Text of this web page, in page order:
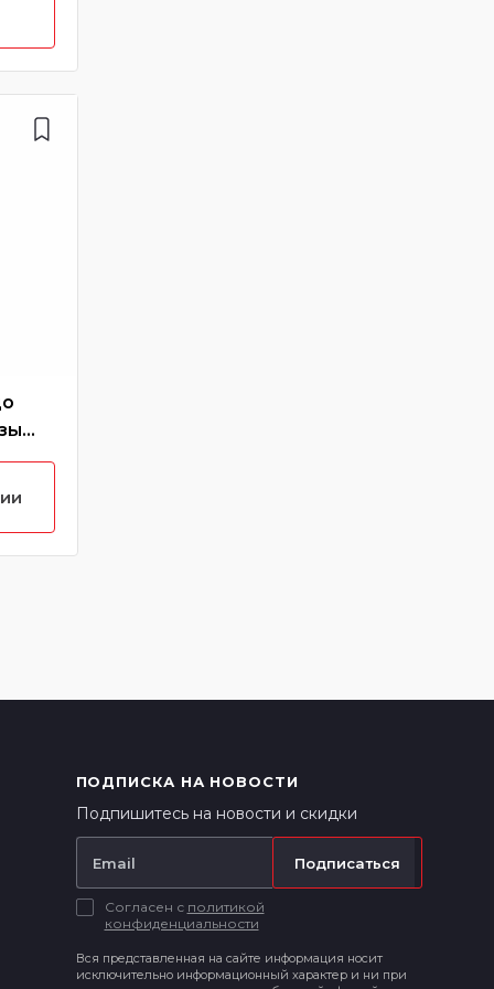
ПОДПИСКА НА НОВОСТИ
Подпишитесь на новости и скидки
Подписаться
Согласен с политикой
конфиденциальности
Вся представленная на сайте информация носит
исключительно информационный характер и ни при